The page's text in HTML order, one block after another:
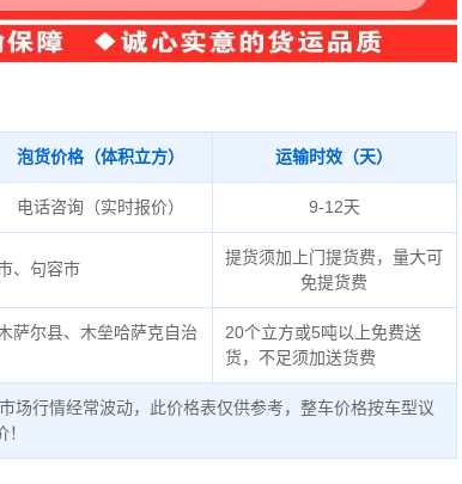
泡货价格（体积立方） 运输时效（天）
电话咨询（实时报价） 9-12天
、句容市
提货须加上门提货费，量大可
免提货费
萨尔县、木垒哈萨克自治
20个立方或5吨以上免费送
货，不足须加送货费
场行情经常波动，此价格表仅供参考，整车价格按车型议
！